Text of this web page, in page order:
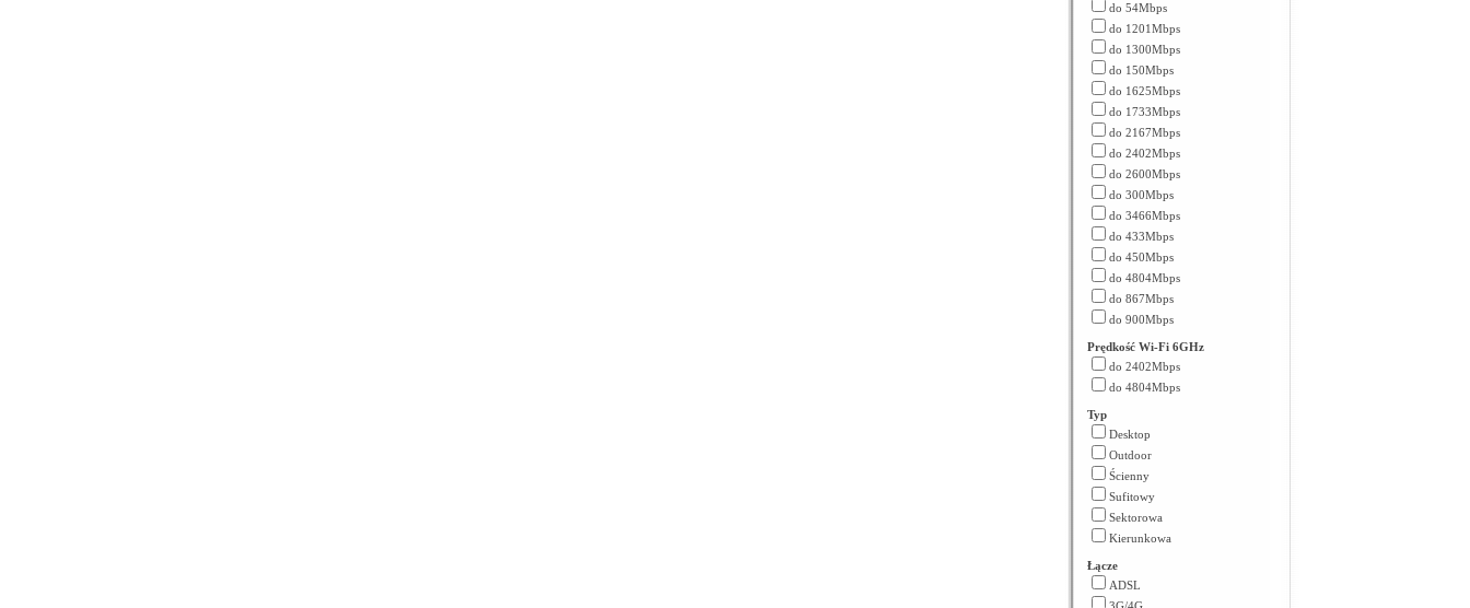
do 54Mbps
do 1201Mbps
do 1300Mbps
do 150Mbps
do 1625Mbps
do 1733Mbps
do 2167Mbps
do 2402Mbps
do 2600Mbps
do 300Mbps
do 3466Mbps
do 433Mbps
do 450Mbps
do 4804Mbps
do 867Mbps
do 900Mbps
Prędkość Wi-Fi 6GHz
do 2402Mbps
do 4804Mbps
Typ
Desktop
Outdoor
Ścienny
Sufitowy
Sektorowa
Kierunkowa
Łącze
ADSL